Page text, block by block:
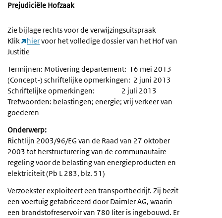
Prejudiciële Hofzaak
Zie bijlage rechts voor de verwijzingsuitspraak
Klik
hiervoor het volledige dossier van het Hof van
Justitie
Termijnen: Motivering departement: 16 mei 2013
(Concept-) schriftelijke opmerkingen: 2 juni 2013
Schriftelijke opmerkingen: 2 juli 2013
Trefwoorden: belastingen; energie; vrij verkeer van
goederen
Onderwerp:
Richtlijn 2003/96/EG van de Raad van 27 oktober
2003 tot herstructurering van de communautaire
regeling voor de belasting van energieproducten en
elektriciteit (Pb L 283, blz. 51)
Verzoekster exploiteert een transportbedrijf. Zij bezit
een voertuig gefabriceerd door Daimler AG, waarin
een brandstofreservoir van 780 liter is ingebouwd. Er